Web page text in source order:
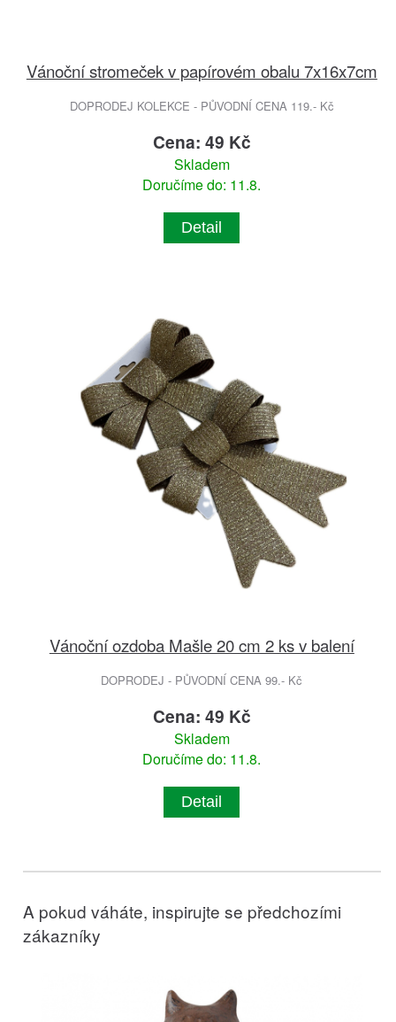
Vánoční stromeček v papírovém obalu 7x16x7cm
DOPRODEJ KOLEKCE - PŮVODNÍ CENA 119.- Kč
Cena: 49 Kč
Skladem
Doručíme do: 11.8.
Detail
Vánoční ozdoba Mašle 20 cm 2 ks v balení
DOPRODEJ - PŮVODNÍ CENA 99.- Kč
Cena: 49 Kč
Skladem
Doručíme do: 11.8.
Detail
A pokud váháte, inspirujte se předchozími
zákazníky